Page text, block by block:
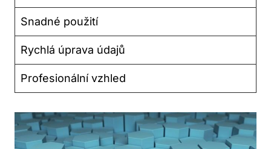
Snadné použití
Rychlá úprava údajů
Profesionální vzhled